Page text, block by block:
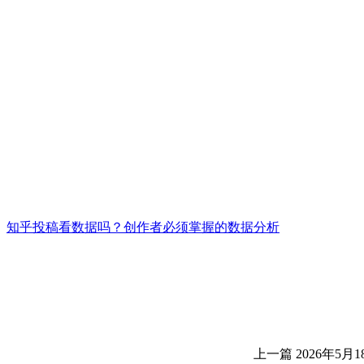
知乎投稿看数据吗？创作者必须掌握的数据分析
上一篇 2026年5月